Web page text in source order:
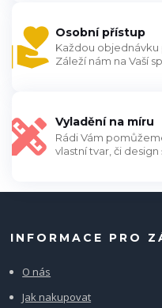
Osobní přístup
Každou objednávku
Záleží nám na Vaší
Vyladění na míru
Rádi Vám
vlastní tvar, či design
INFORMACE PRO
O nás
Jak nakupovat